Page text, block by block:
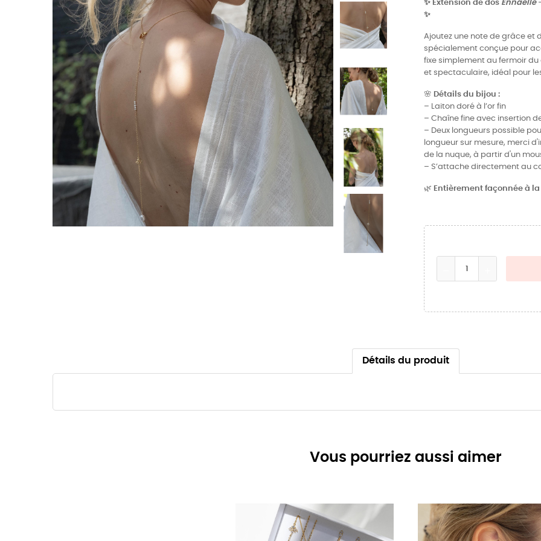
✨ Extension de dos Ennaëlle
✨
Ajoutez une note de grâce et
spécialement conçue pour
fixe simplement au fermoir
et spectaculaire, idéal pour
🌸 Détails du bijou :
– Laiton doré à l’or fin
– Chaîne fine avec insertion
– Deux longueurs possible
longueur sur mesure, merci
de la nuque, à partir d'un
– S’attache directement au
🌿 Entièrement façonnée à
Détails du produit
Vous pourriez aussi aimer